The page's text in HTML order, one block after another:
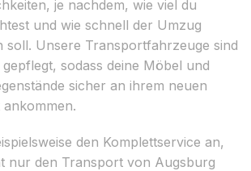
je nachdem, wie viel du
und wie schnell der Umzug
soll. Unsere Transportfahrzeuge sind
sodass deine Möbel und
sicher an ihrem neuen
den Komplettservice an,
nur den Transport von Augsburg